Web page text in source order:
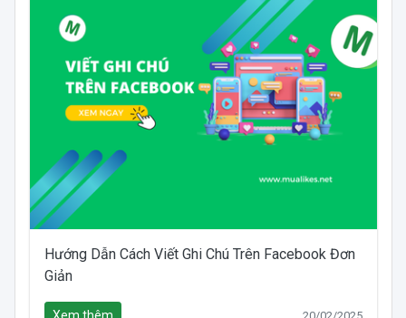
Hướng Dẫn Cách Viết Ghi Chú Trên Facebook Đơn
Giản